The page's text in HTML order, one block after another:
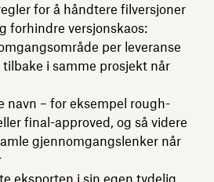
for å håndtere filversjoner
forhindre versjonskaos:
per leveranse
i samme prosjekt når
navn – for eksempel rough-
final-approved, og så videre
gjennomgangslenker når
eksporten i sin egen tydelig